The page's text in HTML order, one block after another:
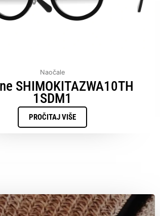
Naočale
SHIMOKITAZWA10TH
1SDM1
PROČITAJ VIŠE